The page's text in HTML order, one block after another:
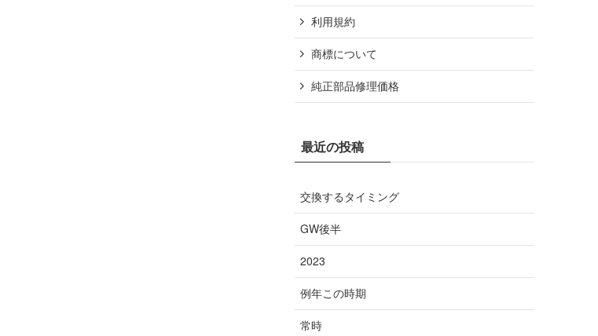
利用規約
商標について
純正部品修理価格
最近の投稿
交換するタイミング
GW後半
2023
例年この時期
常時